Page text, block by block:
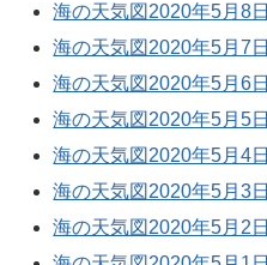
海の天気図2020年5月8日
海の天気図2020年5月7日
海の天気図2020年5月6日
海の天気図2020年5月5日
海の天気図2020年5月4日
海の天気図2020年5月3日
海の天気図2020年5月2日